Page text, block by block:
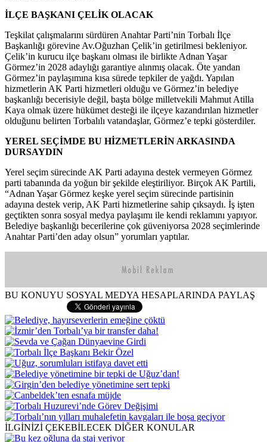
İLÇE BAŞKANI ÇELİK OLACAK
Teşkilat çalışmalarını sürdüren Anahtar Parti’nin Torbalı İlçe
Başkanlığı görevine Av.Oğuzhan Çelik’in getirilmesi bekleniyor.
Çelik’in kurucu ilçe başkanı olması ile birlikte Adnan Yaşar
Görmez’in 2028 adaylığı garantiye alınmış olacak. Öte yandan
Görmez’in paylaşımına kısa sürede tepkiler de yağdı. Yapılan
hizmetlerin AK Parti hizmetleri olduğu ve Görmez’in belediye
başkanlığı becerisiyle değil, başta bölge milletvekili Mahmut Atilla
Kaya olmak üzere hükümet desteği ile ilçeye kazandırılan hizmetler
olduğunu belirten Torbalılı vatandaşlar, Görmez’e tepki gösterdiler.
YEREL SEÇİMDE BU HİZMETLERİN ARKASINDA
DURSAYDIN
Yerel seçim sürecinde AK Parti adayına destek vermeyen Görmez
parti tabanında da yoğun bir şekilde eleştiriliyor. Birçok AK Partili,
“Adnan Yaşar Görmez keşke yerel seçim sürecinde partisinin
adayına destek verip, AK Parti hizmetlerine sahip çıksaydı. İş işten
geçtikten sonra sosyal medya paylaşımı ile kendi reklamını yapıyor.
Belediye başkanlığı becerilerine çok güveniyorsa 2028 seçimlerinde
Anahtar Parti’den aday olsun” yorumları yaptılar.
BU KONUYU SOSYAL MEDYA HESAPLARINDA PAYLAŞ
İLGİNİZİ ÇEKEBİLECEK DİĞER KONULAR